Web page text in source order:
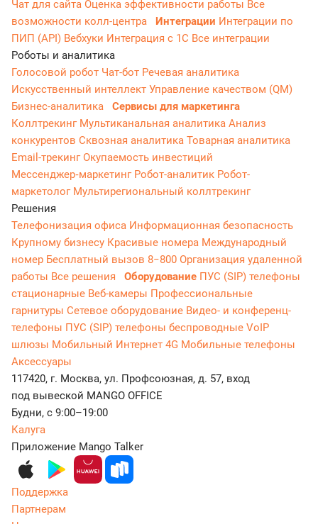
Чат для сайта Оценка эффективности работы Все
возможности колл-центра
Интеграции Интеграции по
ПИП (API) Вебхуки Интеграция с 1С Все интеграции
Роботы и аналитика
Голосовой робот Чат-бот Речевая аналитика
Искусственный интеллект Управление качеством (QM)
Бизнес-аналитика
Сервисы для маркетинга
Коллтрекинг Мультиканальная аналитика Анализ
конкурентов Сквозная аналитика Товарная аналитика
Email-трекингОкупаемость инвестиций
Мессенджер‑маркетинг Робот-аналитик Робот-
маркетолог Мультирегиональный коллтрекинг
Решения
Телефонизация офиса Информационная безопасность
Крупному бизнесу Красивые номера Международный
номер Бесплатный вызов 8−800 Организация удаленной
работы Все решения Оборудование ПУС (SIP) телефоны
стационарные Веб-камеры Профессиональные
гарнитуры Сетевое оборудование Видео- и конференц-
телефоны ПУС (SIP) телефоны беспроводные VoIP
шлюзы Мобильный Интернет 4G Мобильные телефоны
Аксессуары
117420, г. Москва, ул. Профсоюзная, д. 57, вход
под вывеской MANGO OFFICE
Будни, с 9:00–19:00
Калуга
Приложение Mango Talker
Поддержка
Партнерам